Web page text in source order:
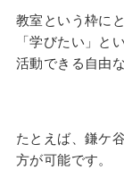
教室という枠に
「学びたい」と
活動できる自由
たとえば、鎌ケ
方が可能です。